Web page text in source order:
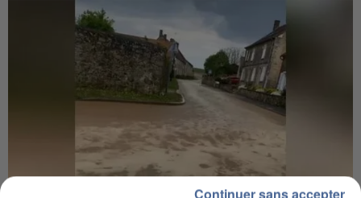
Continuer sans accepter